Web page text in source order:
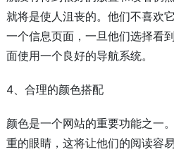
就将是使人沮丧的。他们不喜欢
一个信息页面，一旦他们选择看
面使用一个良好的导航系统。
4、合理的颜色搭配
颜色是一个网站的重要功能之一
重的眼睛，这将让他们的阅读容